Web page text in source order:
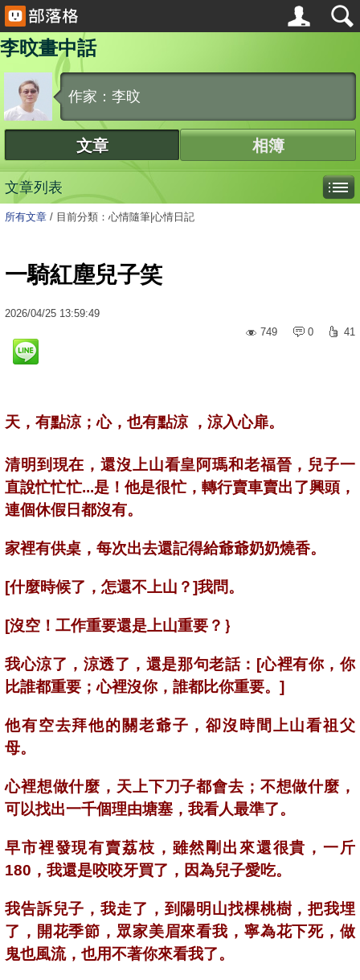
李旼畫中話
作家：李旼
文章 相簿
文章列表
所有文章 / 目前分類：心情隨筆|心情日記
一騎紅塵兒子笑
2026/04/25 13:59:49
749
0 41
天，有點涼；心，也有點涼 ，涼入心扉。
清明到現在，還沒上山看皇阿瑪和老福晉，兒子一
直說忙忙忙...是！他是很忙，轉行賣車賣出了興頭，
連個休假日都沒有。
家裡有供桌，每次出去還記得給爺爺奶奶燒香。
[什麼時候了，怎還不上山？]我問。
[沒空！工作重要還是上山重要？｝
我心涼了，涼透了，還是那句老話：[心裡有你，你
比誰都重要；心裡沒你，誰都比你重要。]
他有空去拜他的關老爺子，卻沒時間上山看祖父
母。
心裡想做什麼，天上下刀子都會去；不想做什麼，
可以找出一千個理由塘塞，我看人最準了。
早市裡發現有賣荔枝，雖然剛出來還很貴，一斤
180，我還是咬咬牙買了，因為兒子愛吃。
我告訴兒子，我走了，到陽明山找棵桃樹，把我埋
了，開花季節，眾家美眉來看我，寧為花下死，做
鬼也風流，也用不著你來看我了。